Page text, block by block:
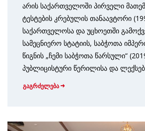
არის საქართველოში პირველი
ტესტების კრებულის თანაავტორი
საქართველოსა და უცხოეთში
სამეცნიერო სტატიის, საბჭოთა
წიგნის „ჩემი საბჭოთა წარსული“
პუბლიცისტური წერილისა და
გაგრძელება